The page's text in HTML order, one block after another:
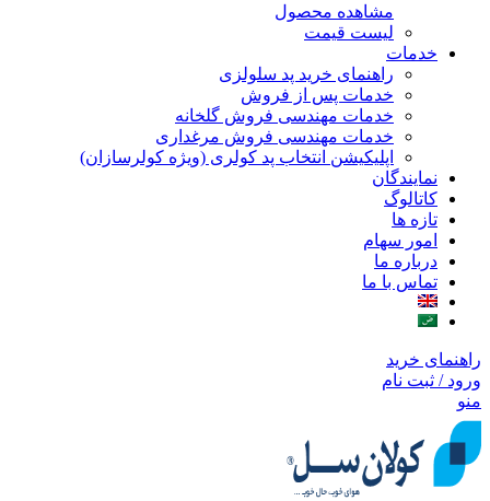
مشاهده محصول
لیست قیمت
خدمات
راهنمای خرید پد سلولزی
خدمات پس از فروش
خدمات مهندسی فروش گلخانه
خدمات مهندسی فروش مرغداری
اپلیکیشن انتخاب پد کولری (ویژه کولرسازان)
نمایندگان
کاتالوگ
تازه ها
امور سهام
درباره ما
تماس با ما
راهنمای خرید
ورود / ثبت نام
منو